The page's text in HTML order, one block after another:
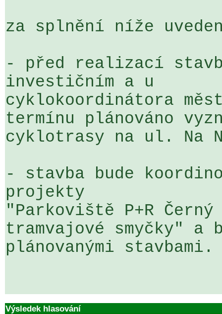
za splnění níže
- před realizací
investičním a u
cyklokoordinátora
termínu plánováno
cyklotrasy na ul. Na
- stavba bude
projekty
"Parkoviště P+R
tramvajové smyčky" a
plánovanými stavbami.
Výsledek hlasování